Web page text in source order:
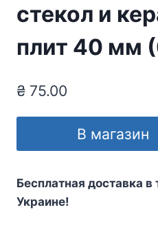
стекол и
плит 40 мм
₴ 75.00
В магазин
Бесплатная доставка
Украине!